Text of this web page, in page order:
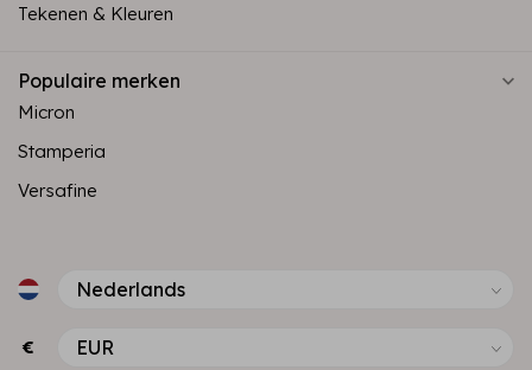
Tekenen & Kleuren
Populaire merken
Micron
Stamperia
Versafine
€